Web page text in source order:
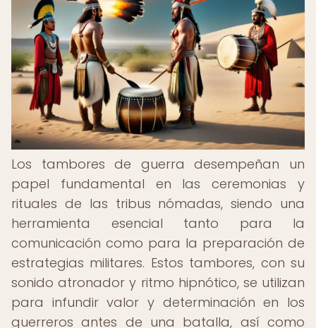
Los tambores de guerra desempeñan un
papel fundamental en las ceremonias y
rituales de las tribus nómadas, siendo una
herramienta esencial tanto para la
comunicación como para la preparación de
estrategias militares. Estos tambores, con su
sonido atronador y ritmo hipnótico, se utilizan
para infundir valor y determinación en los
guerreros antes de una batalla, así como